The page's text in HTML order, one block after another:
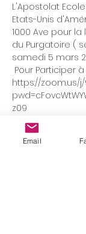
L'Apostolat
Etats-Unis
1000 Ave pour
du Purgatoire (
samedi 5 mars
Pour Participer
https://zoom.us/
z09
18:00 Heure de
Canada)
00h00 Heure
Email